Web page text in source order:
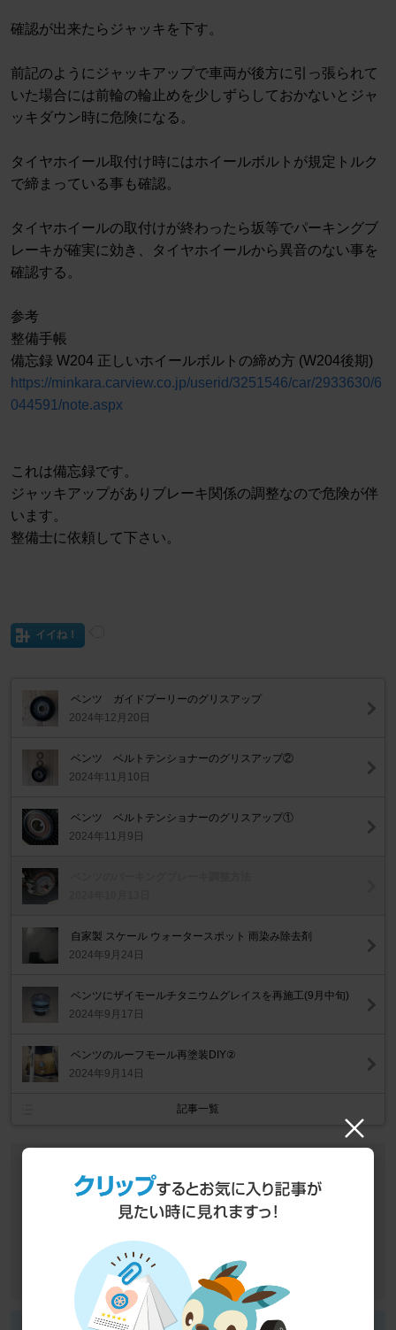
確認が出来たらジャッキを下す。
前記のようにジャッキアップで車両が後方に引っ張られて
いた場合には前輪の輪止めを少しずらしておかないとジャ
ッキダウン時に危険になる。
タイヤホイール取付け時にはホイールボルトが規定トルク
で締まっている事も確認。
タイヤホイールの取付けが終わったら坂等でパーキングブ
レーキが確実に効き、タイヤホイールから異音のない事を
確認する。
参考
整備手帳
備忘録 W204 正しいホイールボルトの締め方 (W204後期)
https://minkara.carview.co.jp/userid/3251546/car/2933630/6
044591/note.aspx
これは備忘録です。
ジャッキアップがありブレーキ関係の調整なので危険が伴
います。
整備士に依頼して下さい。
イイね！
ベンツ ガイドプーリーのグリスアップ
2024年12月20日
ベンツ ベルトテンショナーのグリスアップ②
2024年11月10日
ベンツ ベルトテンショナーのグリスアップ①
2024年11月9日
自家製 スケール ウォータースポット 雨染み除去剤
2024年9月24日
ベンツにザイモールチタニウムグレイスを再施工(9月中旬)
2024年9月17日
ベンツのルーフモール再塗装DIY②
2024年9月14日
記事一覧
メルセデス・ベンツ Cクラス セダン
修理・故障・メンテナンス
DIY